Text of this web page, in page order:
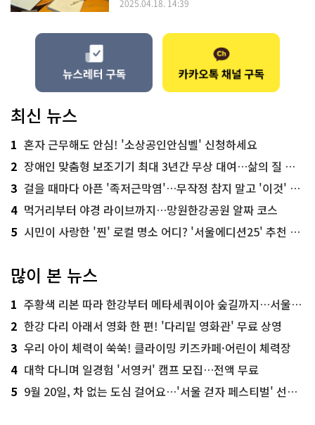
2025.04.18. 14:39
최신 뉴스
1 혼자 근무해도 안심! '소상공인안심벨' 신청하세요
2 장애인 맞춤형 보조기기 최대 3년간 무상 대여…삶의 질 높인다
3 걸을 때마다 아픈 '족저근막염'…무작정 참지 말고 '이것' 해보세요!
4 먹거리부터 야경 라이브까지…망원한강공원 알짜 코스
5 시민이 사랑한 '찐' 로컬 명소 어디? '서울에디션25' 추천 코스
많이 본 뉴스
1 주황색 리본 따라 한강부터 메타세쿼이아 숲길까지…서울둘레길 15코스
2 한강 다리 아래서 영화 한 편! '다리밑 영화관' 무료 상영
3 우리 아이 체력이 쑥쑥! 클라이밍 키즈카페·어린이 체력장
4 대학 다니며 일경험 '서영커' 캠프 모집…전액 무료
5 9월 20일, 차 없는 도심 걸어요…'서울 걷자 페스티벌' 선착순 5천명